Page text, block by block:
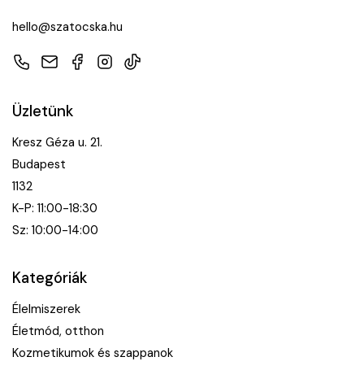
hello@szatocska.hu
TelefonE-mailFacebook
Instagram
TikTok
Üzletünk
Kresz Géza u. 21.
Budapest
1132
K-P: 11:00-18:30
Sz: 10:00-14:00
Kategóriák
Élelmiszerek
Életmód, otthon
Kozmetikumok és szappanok